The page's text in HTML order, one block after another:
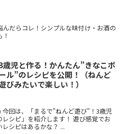
だらコレ！シンプルな味付け・お酒の
歳児と作る！かんたん”きなこボ
ル”のレシピを公開！（ねんど
びみたいで楽しい！）
回は、「まるで"ねんど遊び"！3歳児
シピ」を紹介します！ 遊び感覚でお
シピはあるかな？ ...